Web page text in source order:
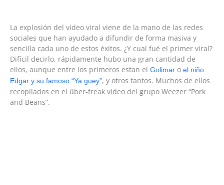
La explosión del vídeo viral viene de la mano de las redes
sociales que han ayudado a difundir de forma masiva y
sencilla cada uno de estos éxitos. ¿Y cual fué el primer viral?
Difícil decirlo, rápidamente hubo una gran cantidad de
ellos, aunque entre los primeros estan el Golimar o el niño
Edgar y su famoso “Ya guey”, y otros tantos. Muchos de ellos
recopilados en el über-freak vídeo del grupo Weezer “Pork
and Beans”.